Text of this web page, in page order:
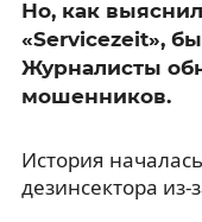
Но, как
«Servicezeit»,
Журналисты
мошенников.
История
дезинсектора